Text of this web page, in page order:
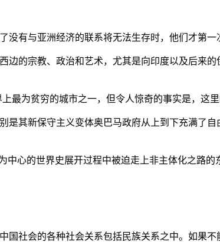
有与亚洲经济的联系将无法生存时，他们才第一
边的宗教、政治和艺术，尤其是向印度以及后来
最为贫穷的城市之一，但令人惊奇的事实是，这
是其新保守主义变体奥巴马政府从上到下充满了
中心的世界史展开过程中被迫走上非主体化之路
国社会的各种社会关系包括民族关系之中。如果